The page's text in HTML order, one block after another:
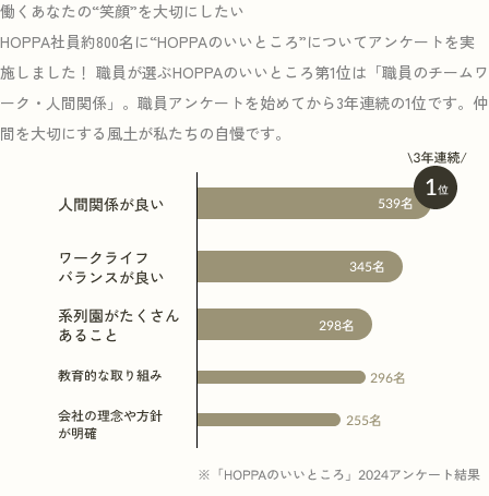
働くあなたの“笑顔”を大切にしたい
HOPPA社員約800名に“HOPPAのいいところ”についてアンケートを実
施しました！ 職員が選ぶHOPPAのいいところ第1位は「職員のチームワ
ーク・人間関係」。職員アンケートを始めてから3年連続の1位です。仲
間を大切にする風土が私たちの自慢です。